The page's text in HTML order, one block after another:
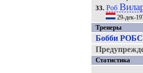
33. Роб
29-дек-
Тренеры
Бобби
Статистика